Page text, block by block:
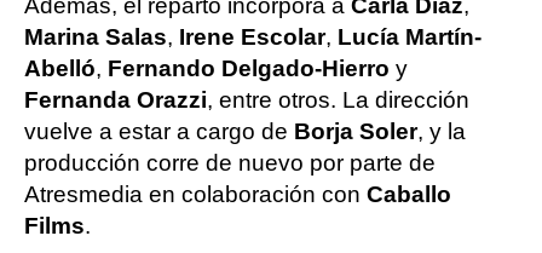
Además, el reparto incorpora a Carla Díaz,
Marina Salas, Irene Escolar, Lucía Martín-
Abelló, Fernando Delgado-Hierro y
Fernanda Orazzi, entre otros. La dirección
vuelve a estar a cargo de Borja Soler, y la
producción corre de nuevo por parte de
Atresmedia en colaboración con Caballo
Films.